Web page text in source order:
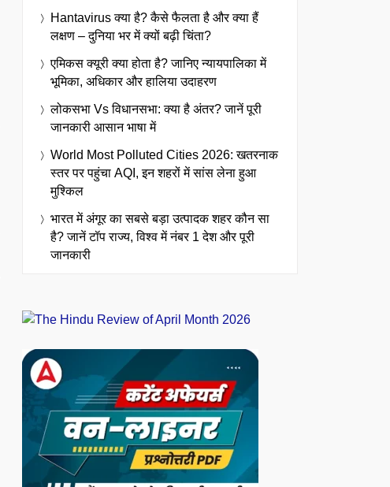
Hantavirus क्या है? कैसे फैलता है और क्या हैं
लक्षण – दुनिया भर में क्यों बढ़ी चिंता?
एमिकस क्यूरी क्या होता है? जानिए न्यायपालिका में
भूमिका, अधिकार और हालिया उदाहरण
लोकसभा Vs विधानसभा: क्या है अंतर? जानें पूरी
जानकारी आसान भाषा में
World Most Polluted Cities 2026: खतरनाक
स्तर पर पहुंचा AQI, इन शहरों में सांस लेना हुआ
मुश्किल
भारत में अंगूर का सबसे बड़ा उत्पादक शहर कौन सा
है? जानें टॉप राज्य, विश्व में नंबर 1 देश और पूरी
जानकारी